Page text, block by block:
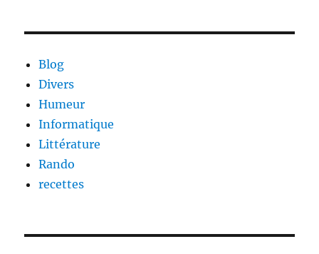
Blog
Divers
Humeur
Informatique
Littérature
Rando
recettes